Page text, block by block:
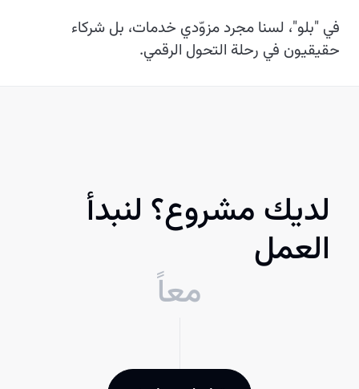
في "بلو"، لسنا مجرد مزوّدي خدمات، بل شركاء
حقيقيون في رحلة التحول الرقمي.
لديك مشروع؟ لنبدأ
العمل
معاً